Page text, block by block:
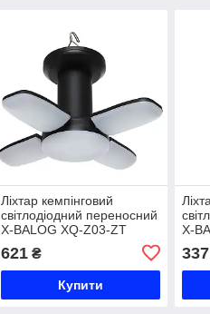
Ліхтар кемпінговий
світлодіодний переносний
X-BALOG XQ-Z03-ZT
621₴
Купити
X-